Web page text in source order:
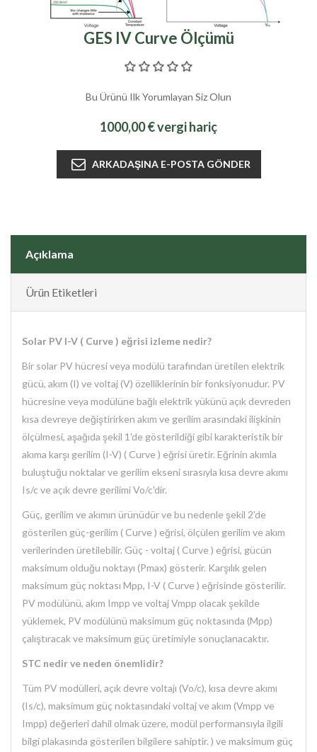
GES IV Curve Ölçümü
Bu Ürünü Ilk Yorumlayan Siz Olun
1000,00 € vergi hariç
Açıklama
Ürün Etiketleri
Solar PV I-V ( Curve ) eğrisi izleme nedir?
Bir solar PV hücresi veya modülü tarafından üretilen elektrik
gücü, akım (I) ve voltaj (V) özelliklerinin bir fonksiyonudur. PV
hücresine veya modülüne bağlı elektrik yükünü açık devreden
kısa devreye değiştirirken akım ve gerilim arasındaki ilişkinin
ölçülmesi, aşağıda şekil 1'de gösterildiği gibi karakteristik bir
akıma karşı gerilim (I-V) ( Curve ) eğrisi üretir. Eğrinin akımla
buluştuğu noktalar ve gerilim ekseni sırasıyla kısa devre akımı
Is/c ve açık devre gerilimi Vo/c'dir.
Güç, gerilim ve akımın ürünüdür ve bu nedenle şekil 2'de
gösterilen güç-gerilim ( Curve ) eğrisi, ölçülen gerilim ve akım
verilerinden üretilebilir. Güç - voltaj ( Curve ) eğrisi, gücün
maksimum olduğu noktayı (Pmax) gösterir. Karşılık gelen
maksimum güç noktası Mpp, I-V ( Curve ) eğrisinde gösterilir.
PV modülünü, akım Impp ve voltaj Vmpp olacak şekilde
yüklemek, PV modülünü maksimum güç noktasında (Mpp)
çalıştıracak ve maksimum güç üretimiyle sonuçlanacaktır.
STC nedir ve neden önemlidir?
Tüm PV modülleri, açık devre voltajı (Vo/c), kısa devre akımı
(Is/c), maksimum güç noktasındaki voltaj ve akım (Vmpp ve
Impp) değerleri dahil olmak üzere, modül performansıyla ilgili
bilgi plakasında gösterilen bilgilere sahiptir. ) ve maksimum güç